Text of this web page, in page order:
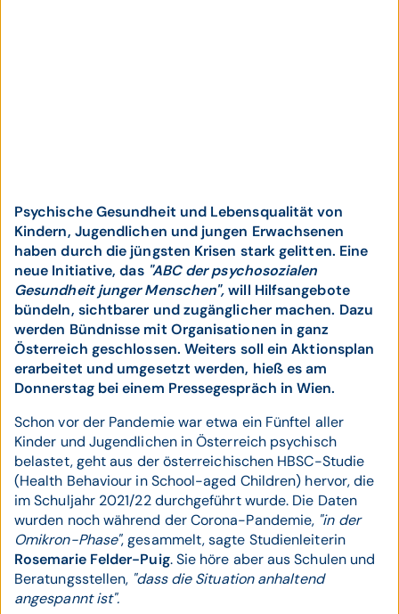
Psychische Gesundheit und Lebensqualität von
Kindern, Jugendlichen und jungen Erwachsenen
haben durch die jüngsten Krisen stark gelitten. Eine
neue Initiative, das "ABC der psychosozialen
Gesundheit junger Menschen",will Hilfsangebote
bündeln, sichtbarer und zugänglicher machen. Dazu
werden Bündnisse mit Organisationen in ganz
Österreich geschlossen. Weiters soll ein Aktionsplan
erarbeitet und umgesetzt werden, hieß es am
Donnerstag bei einem Pressegespräch in Wien.
Schon vor der Pandemie war etwa ein Fünftel aller
Kinder und Jugendlichen in Österreich psychisch
belastet, geht aus der österreichischen HBSC-Studie
(Health Behaviour in School-aged Children) hervor, die
im Schuljahr 2021/22 durchgeführt wurde. Die Daten
wurden noch während der Corona-Pandemie, "in der
Omikron-Phase", gesammelt, sagte Studienleiterin
Rosemarie Felder-Puig. Sie höre aber aus Schulen und
Beratungsstellen, "dass die Situation anhaltend
angespannt ist".